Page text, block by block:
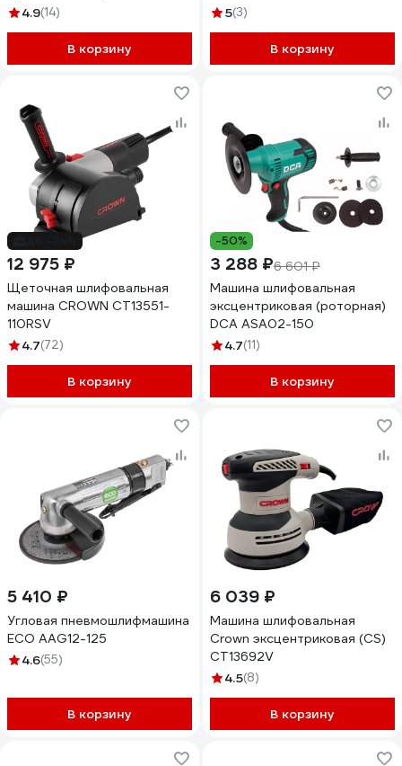
РМ-381768
4.9(14)
В корзину
5(3)
В корзину
12 975 ₽
Щеточная шлифовальная
машина CROWN CT13551-
110RSV
4.7(72)
В корзину
-50%
3 288 ₽6 601 ₽
Машина шлифовальная
эксцентриковая (роторная)
DCA ASA02-150
4.7(11)
В корзину
5 410 ₽
Угловая пневмошлифмашина
ECO AAG12-125
4.6(55)
В корзину
6 039 ₽
Машина шлифовальная
Crown эксцентриковая (CS)
CT13692V
4.5(8)
В корзину